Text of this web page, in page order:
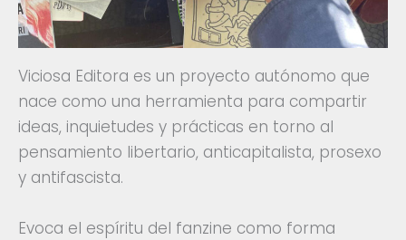
Viciosa Editora es un proyecto autónomo que
nace como una herramienta para compartir
ideas, inquietudes y prácticas en torno al
pensamiento libertario, anticapitalista, prosexo
y antifascista.
Evoca el espíritu del fanzine como forma